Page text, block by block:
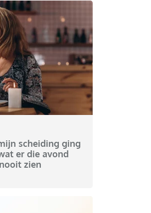
scheiding ging
er die avond
zien